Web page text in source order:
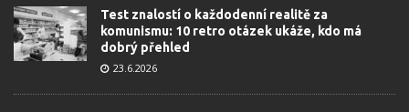
Test znalostí o každodenní realitě za
komunismu: 10 retro otázek ukáže, kdo má
dobrý přehled
23.6.2026